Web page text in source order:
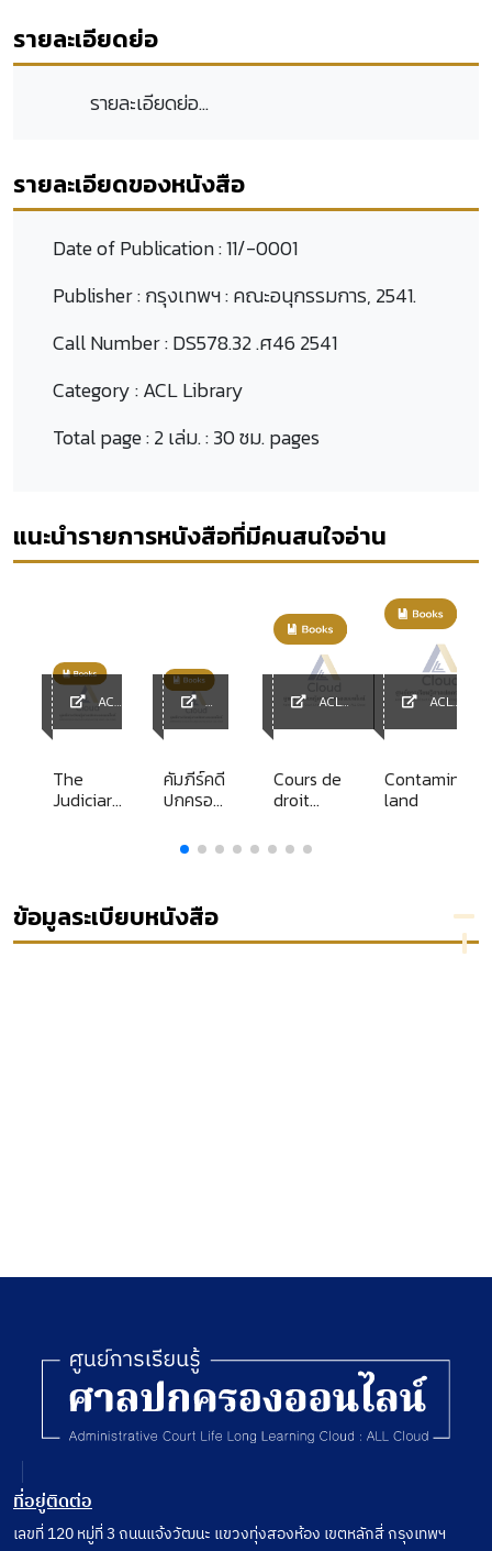
รายละเอียดย่อ
รายละเอียดย่อ...
รายละเอียดของหนังสือ
Date of Publication :11/-0001
Publisher :กรุงเทพฯ : คณะอนุกรรมการ, 2541.
Call Number :DS578.32 .ศ46 2541
Category :ACL Library
Total page :2 เล่ม. : 30 ซม. pages
แนะนำรายการหนังสือที่มีคนสนใจอ่าน
The
Judiciary
คัมภีร์คดี
ปกครอง
หลัก
และวิธี
พิจารณา
คดี
Cours de
droit
Tome I
land
ข้อมูลระเบียบหนังสือ
ที่อยู่ติดต่อ
เลขที่ 120 หมู่ที่ 3 ถนนแจ้งวัฒนะ แขวงทุ่งสองห้อง เขตหลักสี่ กรุงเทพฯ